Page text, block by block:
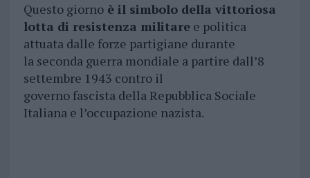
Questo giornoè il simbolo della vittoriosa
lotta di resistenza militaree politica
attuata dalle forze partigiane durante
la seconda guerra mondiale a partire dall’8
settembre 1943 contro il
governo fascista della Repubblica Sociale
Italiana e l’occupazione nazista.